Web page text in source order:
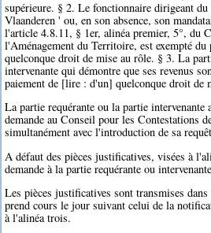
supérieure. § 2. Le fonctionnaire dirigeant
Vlaanderen ' ou, en son absence, son
l'article 4.8.11, § 1er, alinéa premier, 5°, du
l'Aménagement du Territoire, est exempté
quelconque droit de mise au rôle. § 3. La
intervenante qui démontre que ses revenus
paiement de [lire : d'un] quelconque droit de
La partie requérante ou la partie intervenante
demande au Conseil pour les Contestations
simultanément avec l'introduction de sa
A défaut des pièces justificatives, visées à
demande à la partie requérante ou
Les pièces justificatives sont transmises
prend cours le jour suivant celui de la
à l'alinéa trois.